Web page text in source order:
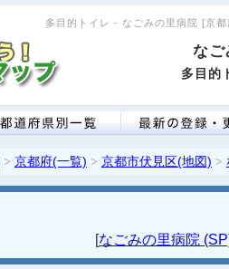
多目的トイレ - なごみの里病院 [京
なご
多目的
> 京都府(一覧) > 京都市伏見区(地図) >
[なごみの里病院